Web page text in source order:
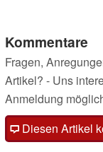
Kommentare
Fragen,
Artikel? - Uns
Anmeldung
Diesen Artikel